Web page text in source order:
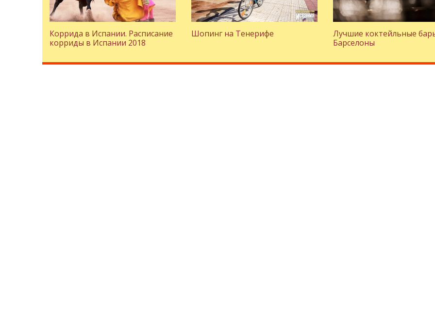
Коррида в Испании. Расписание
корриды в Испании 2018
Шопинг на Тенерифе
Лучшие коктейльные
Барселоны